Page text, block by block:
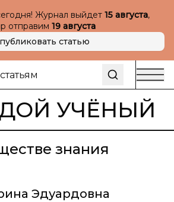
Журнал выйдет 15 августа,
отправим 19 августа
статью
УЧЁНЫЙ
знания
Эдуардовна